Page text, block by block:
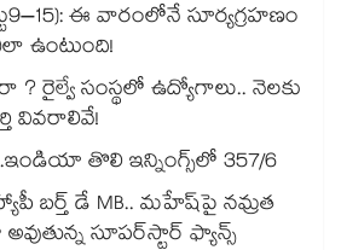
ఈ వారంలోనే సూర్యగ్రహణం
ఉంటుంది!
రైల్వే సంస్థలో ఉద్యోగాలు.. నెలకు
వివరాలివే!
తొలి ఇన్నింగ్స్‌‌లో 357/6
హ్యాపీ బర్త్ డే MB.. మహేష్‌పై నమ్రత
సూపర్‌స్టార్ ఫ్యాన్స్